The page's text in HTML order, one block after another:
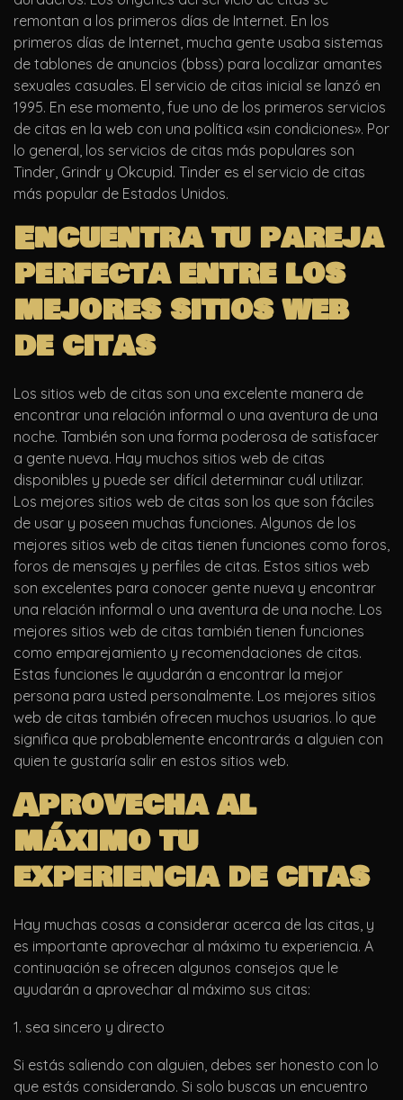
remontan a los primeros días de Internet. En los
primeros días de Internet, mucha gente usaba sistemas
de tablones de anuncios (bbss) para localizar amantes
sexuales casuales. El servicio de citas inicial se lanzó en
1995. En ese momento, fue uno de los primeros servicios
de citas en la web con una política «sin condiciones». Por
lo general, los servicios de citas más populares son
Tinder, Grindr y Okcupid. Tinder es el servicio de citas
más popular de Estados Unidos.
Encuentra tu pareja
perfecta entre los
mejores sitios web
de citas
Los sitios web de citas son una excelente manera de
encontrar una relación informal o una aventura de una
noche. También son una forma poderosa de satisfacer
a gente nueva. Hay muchos sitios web de citas
disponibles y puede ser difícil determinar cuál utilizar.
Los mejores sitios web de citas son los que son fáciles
de usar y poseen muchas funciones. Algunos de los
mejores sitios web de citas tienen funciones como foros,
foros de mensajes y perfiles de citas. Estos sitios web
son excelentes para conocer gente nueva y encontrar
una relación informal o una aventura de una noche. Los
mejores sitios web de citas también tienen funciones
como emparejamiento y recomendaciones de citas.
Estas funciones le ayudarán a encontrar la mejor
persona para usted personalmente. Los mejores sitios
web de citas también ofrecen muchos usuarios. lo que
significa que probablemente encontrarás a alguien con
quien te gustaría salir en estos sitios web.
Aprovecha al
máximo tu
experiencia de citas
Hay muchas cosas a considerar acerca de las citas, y
es importante aprovechar al máximo tu experiencia. A
continuación se ofrecen algunos consejos que le
ayudarán a aprovechar al máximo sus citas:
1. sea sincero y directo
Si estás saliendo con alguien, debes ser honesto con lo
que estás considerando. Si solo buscas un encuentro